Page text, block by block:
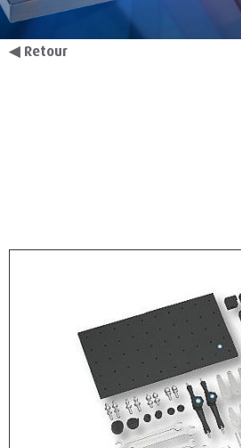
◀ Retour